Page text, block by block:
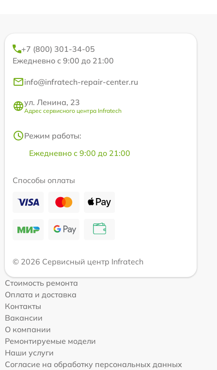
+7 (800) 301-34-05
Ежедневно с 9:00 до 21:00
info@infratech-repair-center.ru
ул. Ленина, 23
Адрес сервисного центра Infratech
Режим работы:
Ежедневно с 9:00 до 21:00
Способы оплаты
© 2026 Сервисный центр Infratech
Стоимость ремонта
Оплата и доставка
Контакты
Вакансии
О компании
Ремонтируемые модели
Наши услуги
Согласие на обработку персональных данных